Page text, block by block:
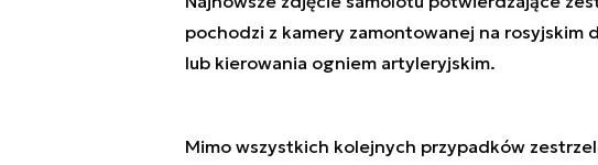
pochodzi z kamery zamontowanej na rosyjskim
lub kierowania ogniem artyleryjskim.
Mimo wszystkich kolejnych przypadków